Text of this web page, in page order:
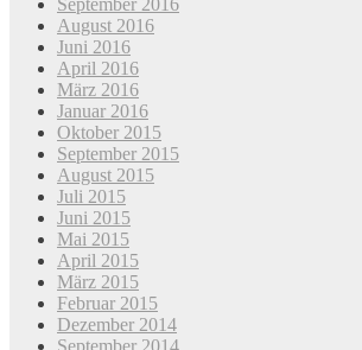
August 2016
Juni 2016
April 2016
März 2016
Januar 2016
Oktober 2015
September 2015
August 2015
Juli 2015
Juni 2015
Mai 2015
April 2015
März 2015
Februar 2015
Dezember 2014
September 2014